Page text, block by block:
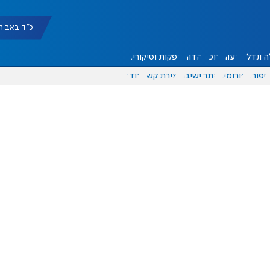
כ"ד באב תשפ"ו
ונדל"ן דעות אוכל יהדות הפקות וסיקורים
ספורט פורומים אתר ישיבה יצירת קשר עוד